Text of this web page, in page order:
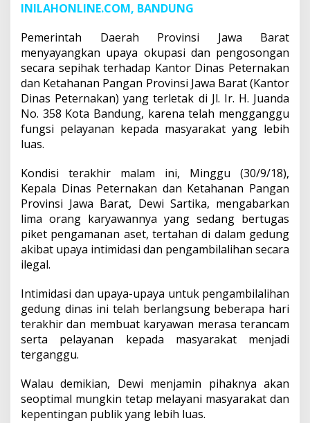
INILAHONLINE.COM, BANDUNG
Pemerintah Daerah Provinsi Jawa Barat
menyayangkan upaya okupasi dan pengosongan
secara sepihak terhadap Kantor Dinas Peternakan
dan Ketahanan Pangan Provinsi Jawa Barat (Kantor
Dinas Peternakan) yang terletak di Jl. Ir. H. Juanda
No. 358 Kota Bandung, karena telah mengganggu
fungsi pelayanan kepada masyarakat yang lebih
luas.
Kondisi terakhir malam ini, Minggu (30/9/18),
Kepala Dinas Peternakan dan Ketahanan Pangan
Provinsi Jawa Barat, Dewi Sartika, mengabarkan
lima orang karyawannya yang sedang bertugas
piket pengamanan aset, tertahan di dalam gedung
akibat upaya intimidasi dan pengambilalihan secara
ilegal.
Intimidasi dan upaya-upaya untuk pengambilalihan
gedung dinas ini telah berlangsung beberapa hari
terakhir dan membuat karyawan merasa terancam
serta pelayanan kepada masyarakat menjadi
terganggu.
Walau demikian, Dewi menjamin pihaknya akan
seoptimal mungkin tetap melayani masyarakat dan
kepentingan publik yang lebih luas.